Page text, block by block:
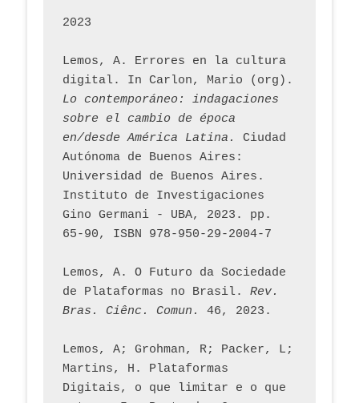
2023
Lemos, A. Errores en la cultura
Lo contemporáneo: indagaciones
sobre el cambio de época
en/desde América Latina.
Ciudad
Autónoma de Buenos Aires:
Universidad de Buenos Aires.
Instituto de Investigaciones
Gino Germani - UBA, 2023. pp.
65-90, ISBN 978-950-29-2004-7
Lemos, A. O Futuro da Sociedade
de Plataformas no Brasil. Rev.
Bras. Ciênc. Comun.
Lemos, A; Grohman, R; Packer, L;
Martins, H. Plataformas
Digitais, o que limitar e o que